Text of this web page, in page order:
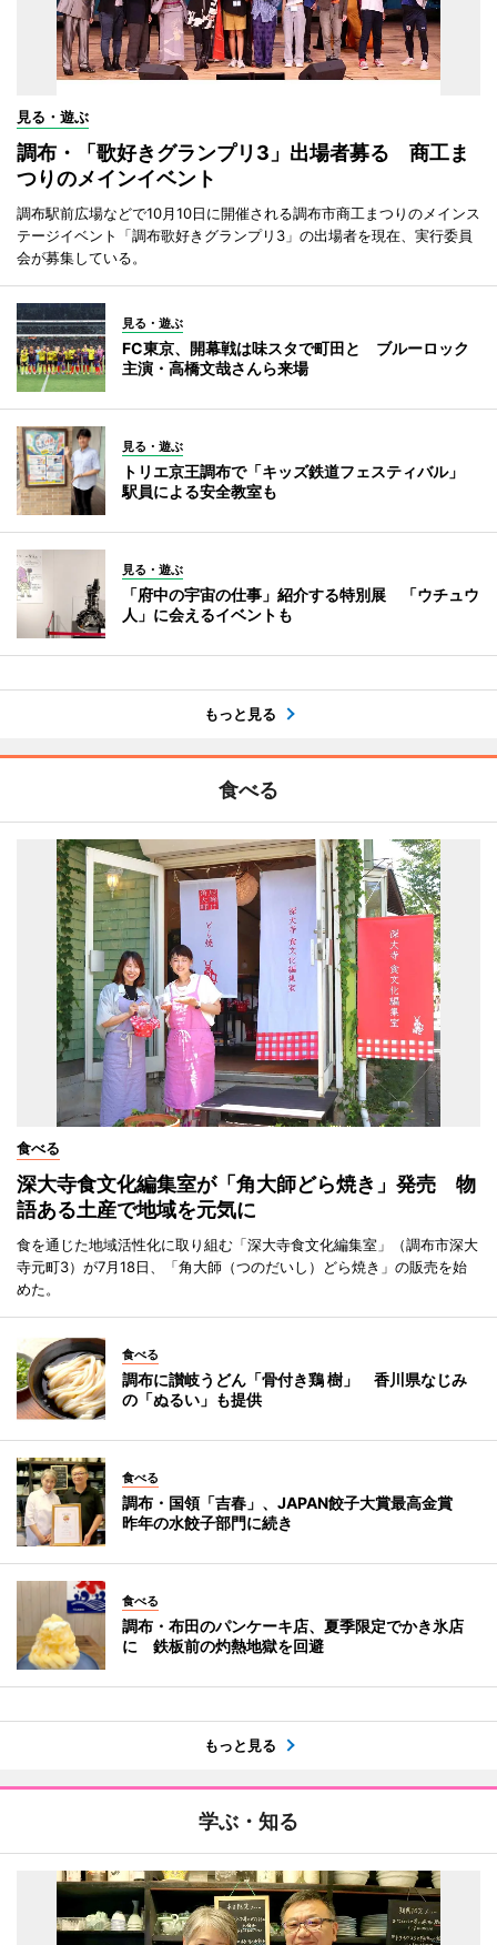
見る・遊ぶ
調布・「歌好きグランプリ3」出場者募る 商工ま
つりのメインイベント
調布駅前広場などで10月10日に開催される調布市商工まつりのメインス
テージイベント「調布歌好きグランプリ3」の出場者を現在、実行委員
会が募集している。
見る・遊ぶ
FC東京、開幕戦は味スタで町田と ブルーロック
主演・高橋文哉さんら来場
見る・遊ぶ
トリエ京王調布で「キッズ鉄道フェスティバル」
駅員による安全教室も
見る・遊ぶ
「府中の宇宙の仕事」紹介する特別展 「ウチュウ
人」に会えるイベントも
もっと見る
食べる
食べる
深大寺食文化編集室が「角大師どら焼き」発売 物
語ある土産で地域を元気に
食を通じた地域活性化に取り組む「深大寺食文化編集室」（調布市深大
寺元町3）が7月18日、「角大師（つのだいし）どら焼き」の販売を始
めた。
食べる
調布に讃岐うどん「骨付き鶏 樹」 香川県なじみ
の「ぬるい」も提供
食べる
調布・国領「吉春」、JAPAN餃子大賞最高金賞
昨年の水餃子部門に続き
食べる
調布・布田のパンケーキ店、夏季限定でかき氷店
に 鉄板前の灼熱地獄を回避
もっと見る
学ぶ・知る